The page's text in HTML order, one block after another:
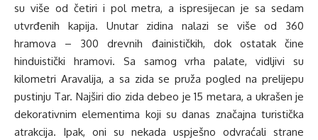
su više od četiri i pol metra, a ispresijecan je sa sedam
utvrđenih kapija. Unutar zidina nalazi se više od 360
hramova – 300 drevnih đainističkih, dok ostatak čine
hinduistički hramovi. Sa samog vrha palate, vidljivi su
kilometri Aravalija, a sa zida se pruža pogled na prelijepu
pustinju Tar. Najširi dio zida debeo je 15 metara, a ukrašen je
dekorativnim elementima koji su danas značajna turistička
atrakcija. Ipak, oni su nekada uspješno odvraćali strane